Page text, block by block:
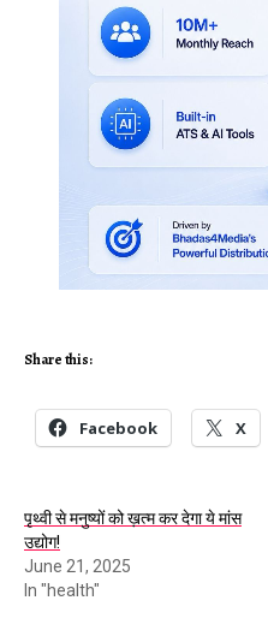
Share this:
Facebook X
पृथ्वी से मनुष्यों को ख़त्म कर देगा ये मांस
उद्योग!
June 21, 2025
In "health"